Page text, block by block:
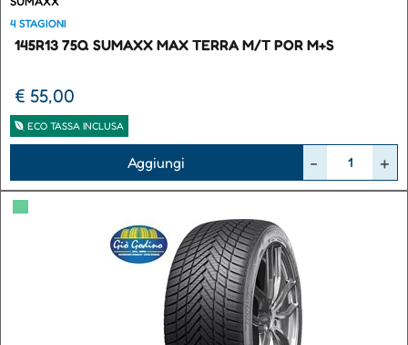
4 STAGIONI
145R13 75Q SUMAXX MAX TERRA M/T POR M+S
€ 55,00
ECO TASSA INCLUSA
Aggiungi
▀